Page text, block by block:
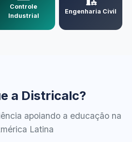
Controle
Industrial
Engenharia Civil
a Districalc?
apoiando a educação na
Latina